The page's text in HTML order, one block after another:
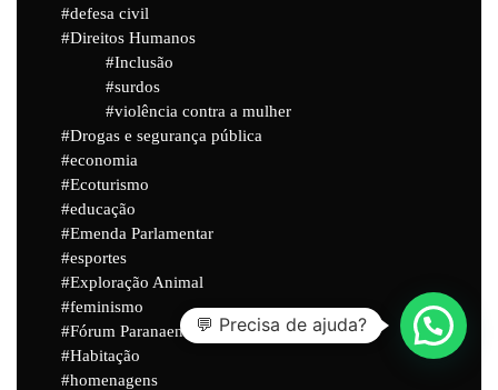
defesa civil
Direitos Humanos
Inclusão
surdos
violência contra a mulher
Drogas e segurança pública
economia
Ecoturismo
educação
Emenda Parlamentar
esportes
Exploração Animal
feminismo
Fórum Paranaense de Cannabis
Habitação
homenagens
💬 Precisa de ajuda?